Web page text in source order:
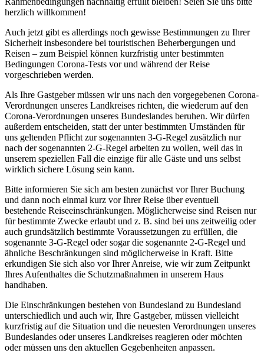
herzlich willkommen!
Auch jetzt gibt es allerdings noch gewisse Bestimmungen zu Ihrer
Sicherheit insbesondere bei touristischen Beherbergungen und
Reisen – zum Beispiel können kurzfristig unter bestimmten
Bedingungen Corona-Tests vor und während der Reise
vorgeschrieben werden.
Als Ihre Gastgeber müssen wir uns nach den vorgegebenen Corona-
Verordnungen unseres Landkreises richten, die wiederum auf den
Corona-Verordnungen unseres Bundeslandes beruhen. Wir dürfen
außerdem entscheiden, statt der unter bestimmten Umständen für
uns geltenden Pflicht zur sogenannten 3-G-Regel zusätzlich nur
nach der sogenannten 2-G-Regel arbeiten zu wollen, weil das in
unserem speziellen Fall die einzige für alle Gäste und uns selbst
wirklich sichere Lösung sein kann.
Bitte informieren Sie sich am besten zunächst vor Ihrer Buchung
und dann noch einmal kurz vor Ihrer Reise über eventuell
bestehende Reiseeinschränkungen. Möglicherweise sind Reisen nur
für bestimmte Zwecke erlaubt und z. B. sind bei uns zeitweilig oder
auch grundsätzlich bestimmte Voraussetzungen zu erfüllen, die
sogenannte 3-G-Regel oder sogar die sogenannte 2-G-Regel und
ähnliche Beschränkungen sind möglicherweise in Kraft. Bitte
erkundigen Sie sich also vor Ihrer Anreise, wie wir zum Zeitpunkt
Ihres Aufenthaltes die Schutzmaßnahmen in unserem Haus
handhaben.
Die Einschränkungen bestehen von Bundesland zu Bundesland
unterschiedlich und auch wir, Ihre Gastgeber, müssen vielleicht
kurzfristig auf die Situation und die neuesten Verordnungen unseres
Bundeslandes oder unseres Landkreises reagieren oder möchten
oder müssen uns den aktuellen Gegebenheiten anpassen.